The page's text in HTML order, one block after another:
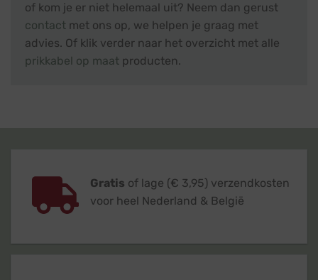
of kom je er niet helemaal uit? Neem dan gerust
contact met ons op, we helpen je graag met
advies. Of klik verder naar het overzicht met alle
prikkabel op maat producten.
Gratis of lage (€ 3,95) verzendkosten
voor heel Nederland & België